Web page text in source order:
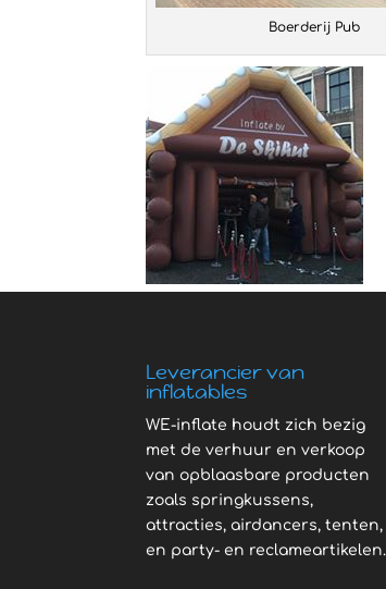
Boerderij Pub
Leverancier van
inflatables
WE-inflate houdt zich bezig
met de verhuur en verkoop
van opblaasbare producten
zoals springkussens,
attracties, airdancers, tenten,
en party- en reclameartikelen.